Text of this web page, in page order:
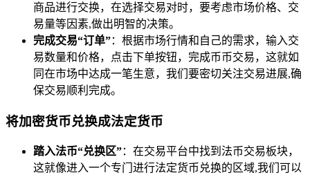
商品进行交换，在选择交易对时，要考虑市场价格、交
易量等因素,做出明智的决策。
完成交易“订单”：根据市场行情和自己的需求，输入交
易数量和价格，点击下单按钮，完成币币交易，这就如
同在市场中达成一笔生意，我们要密切关注交易进展,确
保交易顺利完成。
将加密货币兑换成法定货币
踏入法币“兑换区”：在交易平台中找到法币交易板块，
这就像进入一个专门进行法定货币兑换的区域,我们可以